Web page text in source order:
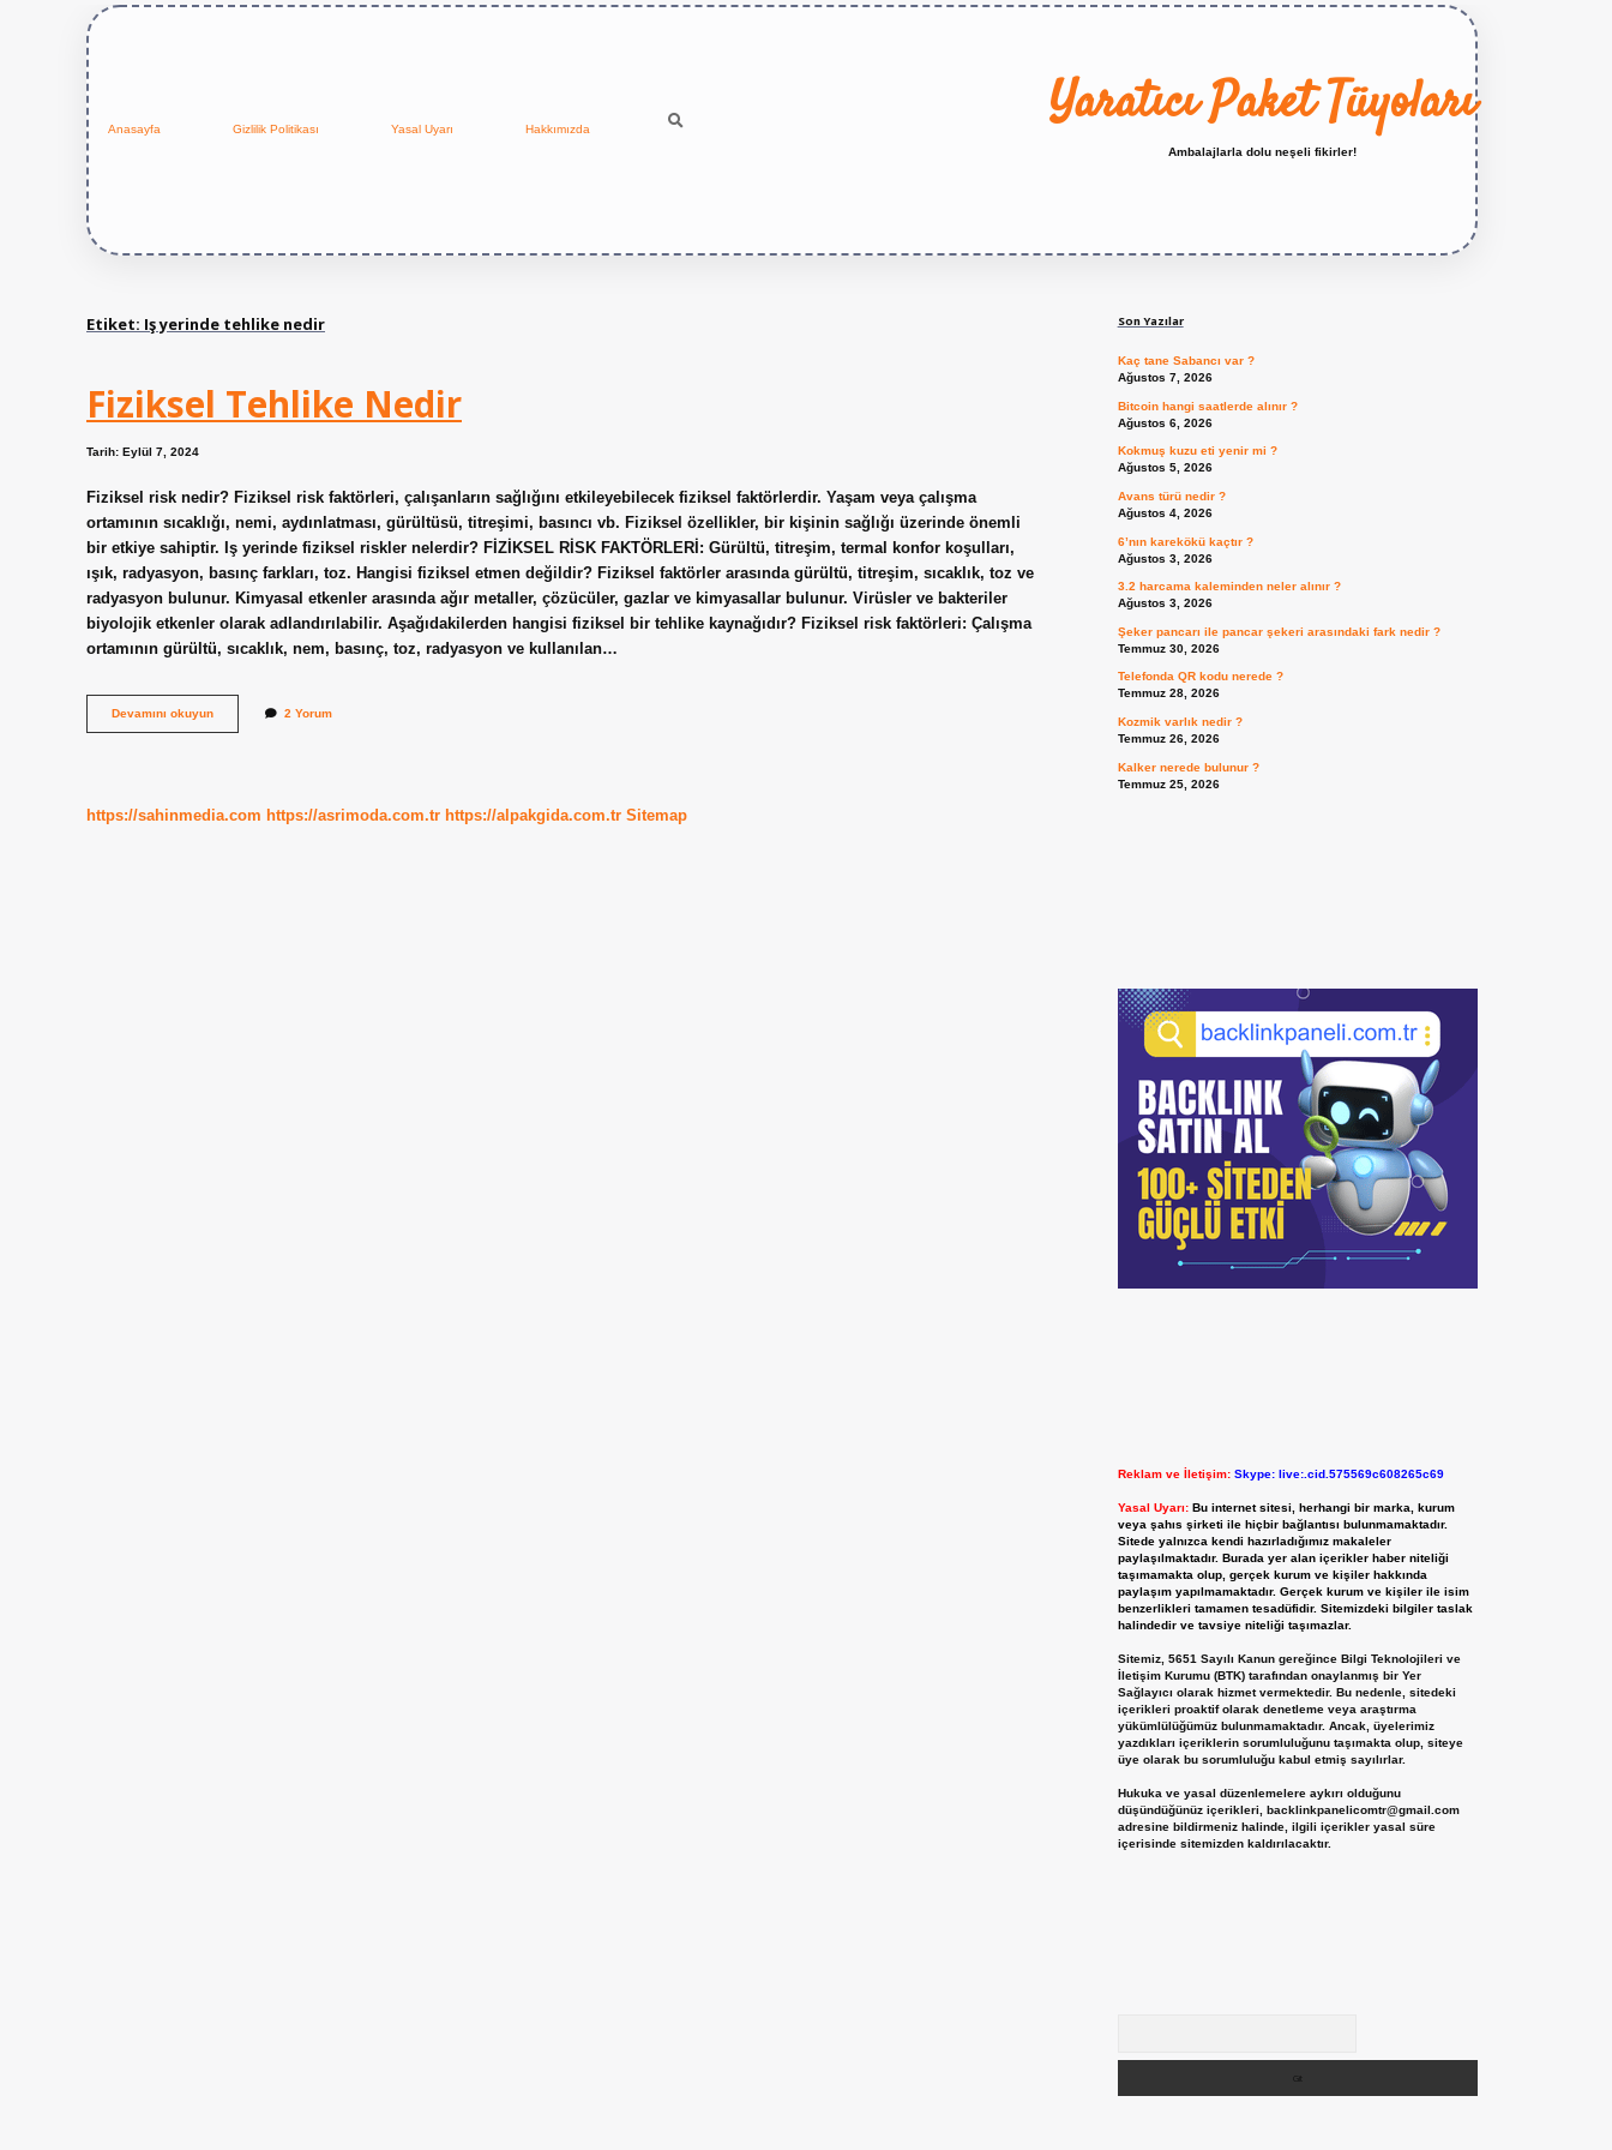
Anasayfa Gizlilik Politikası Yasal Uyarı Hakkımızda Yaratıcı Paket Tüyoları
Ambalajlarla dolu neşeli fikirler!
Etiket: Iş yerinde tehlike nedir
Fiziksel Tehlike Nedir
Tarih: Eylül 7, 2024
Fiziksel risk nedir? Fiziksel risk faktörleri, çalışanların sağlığını etkileyebilecek fiziksel faktörlerdir. Yaşam veya çalışma
ortamının sıcaklığı, nemi, aydınlatması, gürültüsü, titreşimi, basıncı vb. Fiziksel özellikler, bir kişinin sağlığı üzerinde önemli
bir etkiye sahiptir. Iş yerinde fiziksel riskler nelerdir? FİZİKSEL RİSK FAKTÖRLERİ: Gürültü, titreşim, termal konfor koşulları,
ışık, radyasyon, basınç farkları, toz. Hangisi fiziksel etmen değildir? Fiziksel faktörler arasında gürültü, titreşim, sıcaklık, toz ve
radyasyon bulunur. Kimyasal etkenler arasında ağır metaller, çözücüler, gazlar ve kimyasallar bulunur. Virüsler ve bakteriler
biyolojik etkenler olarak adlandırılabilir. Aşağıdakilerden hangisi fiziksel bir tehlike kaynağıdır? Fiziksel risk faktörleri: Çalışma
ortamının gürültü, sıcaklık, nem, basınç, toz, radyasyon ve kullanılan…
Devamını okuyunFiziksel
Tehlike
2 Yorum
https://sahinmedia.com https://asrimoda.com.tr https://alpakgida.com.tr Sitemap
Son Yazılar
Kaç tane Sabancı var ?
Ağustos 7, 2026
Bitcoin hangi saatlerde alınır ?
Ağustos 6, 2026
Kokmuş kuzu eti yenir mi ?
Ağustos 5, 2026
Avans türü nedir ?
Ağustos 4, 2026
6’nın karekökü kaçtır ?
Ağustos 3, 2026
3.2 harcama kaleminden neler alınır ?
Ağustos 3, 2026
Şeker pancarı ile pancar şekeri arasındaki fark nedir ?
Temmuz 30, 2026
Telefonda QR kodu nerede ?
Temmuz 28, 2026
Kozmik varlık nedir ?
Temmuz 26, 2026
Kalker nerede bulunur ?
Temmuz 25, 2026
Reklam ve İletişim: Skype: live:.cid.575569c608265c69
Yasal Uyarı: Bu internet sitesi, herhangi bir marka, kurum
veya şahıs şirketi ile hiçbir bağlantısı bulunmamaktadır.
Sitede yalnızca kendi hazırladığımız makaleler
paylaşılmaktadır. Burada yer alan içerikler haber niteliği
taşımamakta olup, gerçek kurum ve kişiler hakkında
paylaşım yapılmamaktadır. Gerçek kurum ve kişiler ile isim
benzerlikleri tamamen tesadüfidir. Sitemizdeki bilgiler taslak
halindedir ve tavsiye niteliği taşımazlar.
Sitemiz, 5651 Sayılı Kanun gereğince Bilgi Teknolojileri ve
İletişim Kurumu (BTK) tarafından onaylanmış bir Yer
Sağlayıcı olarak hizmet vermektedir. Bu nedenle, sitedeki
içerikleri proaktif olarak denetleme veya araştırma
yükümlülüğümüz bulunmamaktadır. Ancak, üyelerimiz
yazdıkları içeriklerin sorumluluğunu taşımakta olup, siteye
üye olarak bu sorumluluğu kabul etmiş sayılırlar.
Hukuka ve yasal düzenlemelere aykırı olduğunu
düşündüğünüz içerikleri, backlinkpanelicomtr@gmail.com
adresine bildirmeniz halinde, ilgili içerikler yasal süre
içerisinde sitemizden kaldırılacaktır.